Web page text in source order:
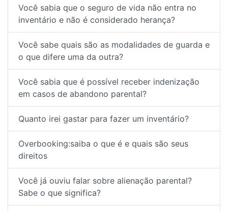
Você sabia que o seguro de vida não entra no
inventário e não é considerado herança?
Você sabe quais são as modalidades de guarda e
o que difere uma da outra?
Você sabia que é possível receber indenização
em casos de abandono parental?
Quanto irei gastar para fazer um inventário?
Overbooking:saiba o que é e quais são seus
direitos
Você já ouviu falar sobre alienação parental?
Sabe o que significa?